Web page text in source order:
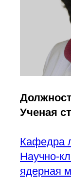
Ученая
Кафедра
Научно-
ядерная